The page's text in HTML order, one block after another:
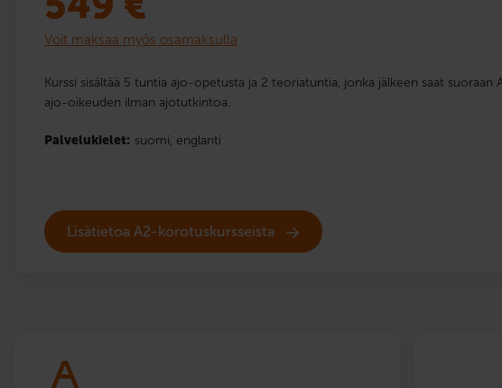
Voit maksaa myös osamaksulla
Kurssi sisältää 5 tuntia ajo-opetusta ja 2 teoriatuntia, jonka jälkeen saat suoraan
ajo-oikeuden ilman ajotutkintoa.
Palvelukielet: suomi, englanti
Lisätietoa A2-korotuskursseista